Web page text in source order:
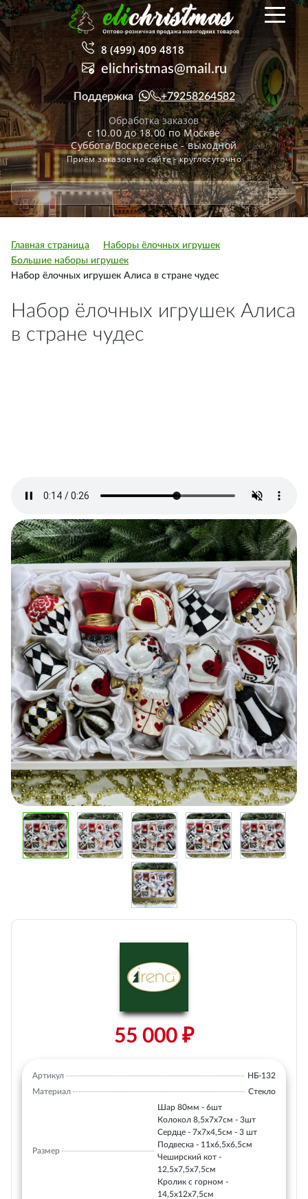
8 (499) 409 4818
elichristmas@mail.ru
Поддержка +79258264582
Обработка заказов
с 10.00 до 18.00 по Москве
Суббота/Воскресенье - выходной
Приём заказов на сайте - круглосуточно
Главная страница
Наборы ёлочных игрушек
Большие наборы игрушек
Набор ёлочных игрушек Алиса в стране чудес
Набор ёлочных игрушек Алиса
в стране чудес
55 000 ₽
Артикул
НБ-132
Материал
Стекло
Размер
Шар 80мм - 6шт
Колокол 8,5х7х7см - 3шт
Сердце - 7х7х4,5см - 3 шт
Подвеска - 11х6,5х6,5см
Чеширский кот -
12,5х7,5х7,5см
Кролик с горном -
14,5х12х7,5см